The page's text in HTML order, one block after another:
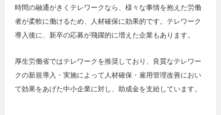
時間の融通がきくテレワークなら、様々な事情を抱えた労働
者が柔軟に働けるため、人材確保に効果的です。テレワーク
導入後に、新卒の応募が飛躍的に増えた企業もあります。
厚生労働省ではテレワークを推奨しており、良質なテレワー
クの新規導入・実施によって人材確保・雇用管理改善におい
て効果をあげた中小企業に対し、助成金を支給しています。